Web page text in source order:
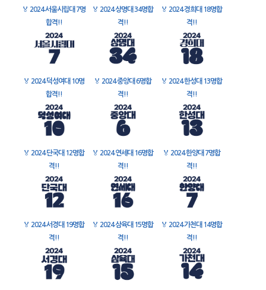
🏅 2024 서울시립대 7명
합격!!
🏅 2024 상명대 34명합
격!!
🏅 2024 경희대 18명합
격!!
🏅 2024 덕성여대 10명
합격!!
🏅 2024 중앙대 6명합
격!!
🏅 2024 한성대 13명합
격!!
🏅 2024 단국대 12명합
격!!
🏅 2024 연세대 16명합
격!!
🏅 2024 한양대 7명합
격!!
🏅 2024 서경대 19명합
격!!
🏅 2024 삼육대 15명합
격!!
🏅 2024 가천대 14명합
격!!